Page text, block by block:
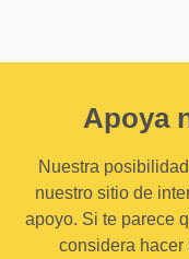
Apoya
Nuestra
nuestro sitio de
apoyo. Si te parece
considera hacer